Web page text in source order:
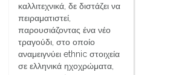
καλλιτεχνικά, δε διστάζει να
πειραματιστεί,
παρουσιάζοντας ένα νέο
τραγούδι, στο οποίο
αναμειγνύει ethnic στοιχεία
σε ελληνικά ηχοχρώματα,